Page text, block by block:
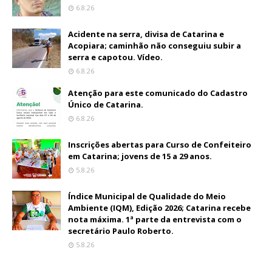
6.8.26
Acidente na serra, divisa de Catarina e
Acopiara; caminhão não conseguiu subir a
serra e capotou. Vídeo.
6.8.26
Atenção para este comunicado do Cadastro
Único de Catarina.
6.8.26
Inscrições abertas para Curso de Confeiteiro
em Catarina; jovens de 15 a 29 anos.
5.8.26
Índice Municipal de Qualidade do Meio
Ambiente (IQM), Edição 2026; Catarina recebe
nota máxima. 1ª parte da entrevista com o
secretário Paulo Roberto.
5.8.26